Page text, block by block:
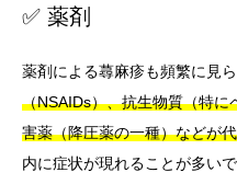
✅ 薬剤
薬剤による蕁麻疹も頻繁に見ら
（NSAIDs）、抗生物質（特に
害薬（降圧薬の一種）などが
内に症状が現れることが多い